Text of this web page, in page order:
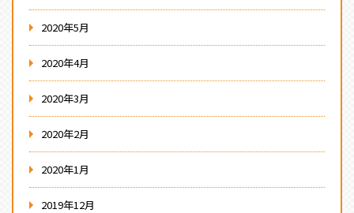
2020年5月
2020年4月
2020年3月
2020年2月
2020年1月
2019年12月